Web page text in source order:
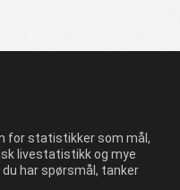
for statistikker som mål,
livestatistikk og mye
har spørsmål, tanker